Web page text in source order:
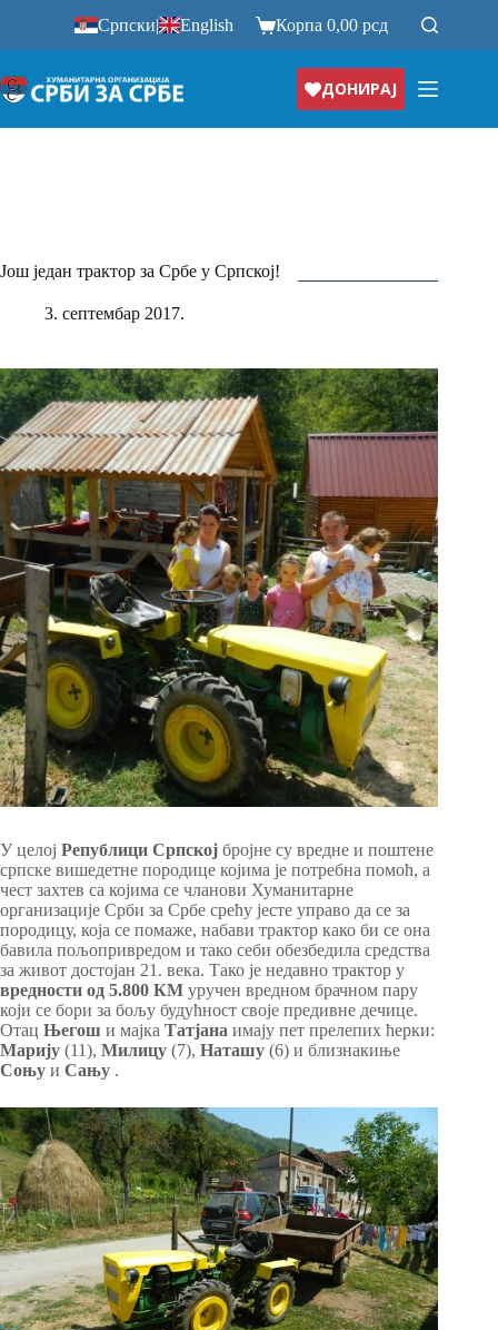
Српски| English Корпа0,00рсд
ДОНИРАЈ
Још један трактор за Србе у Српској!
3. септембар 2017.
У целој Републици Српској бројне су вредне и поштене
српске вишедетне породице којима је потребна помоћ, а
чест захтев са којима се чланови Хуманитарне
организације Срби за Србе срећу јесте управо да се за
породицу, која се помаже, набави трактор како би се она
бавила пољопривредом и тако себи обезбедила средства
за живот достојан 21. века. Тако је недавно трактор у
вредности од 5.800 КМ уручен вредном брачном пару
који се бори за бољу будућност своје предивне дечице.
Отац Његош и мајка Татјана имају пет прелепих ћерки:
Марију (11), Милицу (7), Наташу (6) и близнакиње
Соњу и Сању .